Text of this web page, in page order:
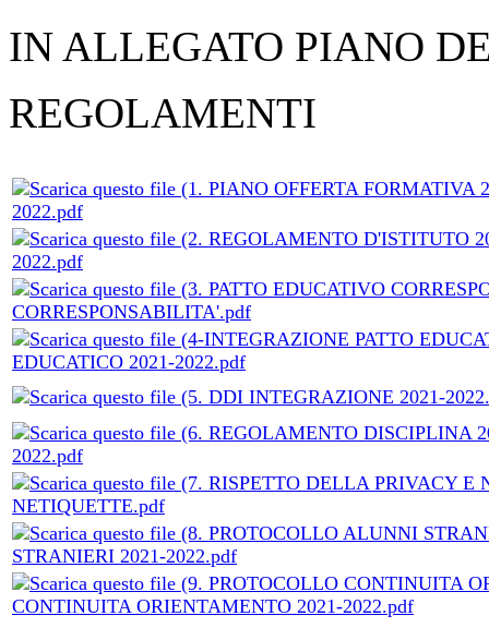
IN ALLEGATO PIANO
REGOLAMENTI
2022.pdf
2022.pdf
CORRESPONSABILITA'.pdf
EDUCATICO 2021-2022.pdf
2022.pdf
NETIQUETTE.pdf
STRANIERI 2021-2022.pdf
CONTINUITA ORIENTAMENTO 2021-2022.pdf